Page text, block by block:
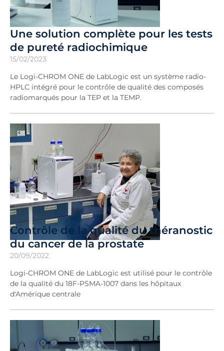
Une solution complète pour les tests
de pureté radiochimique
15/02/2023
Le Logi-CHROM ONE de LabLogic est un système radio-
HPLC intégré pour le contrôle de qualité des composés
radiomarqués pour la TEP et la TEMP.
Contrôle de la qualité du théranostic
du cancer de la prostate
20/09/2022
Logi-CHROM ONE de LabLogic est utilisé pour le contrôle
de la qualité du 18F-PSMA-1007 dans les hôpitaux
d'Amérique centrale